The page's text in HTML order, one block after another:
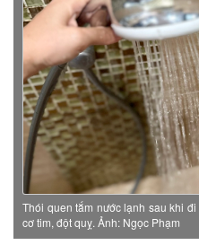
Thói quen tắm nước lạnh sau khi
cơ tim, đột quỵ. Ảnh: Ngọc Phạm